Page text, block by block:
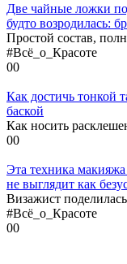
Две чайные ложки
будто возродилась:
Простой состав,
#Всё_о_Красоте
00
Как достичь тонкой
баской
Как носить
00
Эта техника
не выглядит как
Визажист
#Всё_о_Красоте
00